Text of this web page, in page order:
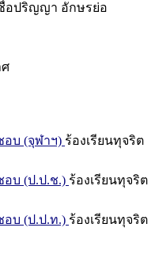
อปริญญา อักษรย่อ
อบ (จุฬาฯ) ร้องเรียนทุจริต
อบ (ป.ป.ช.) ร้องเรียนทุจริต
อบ (ป.ป.ท.) ร้องเรียนทุจริต